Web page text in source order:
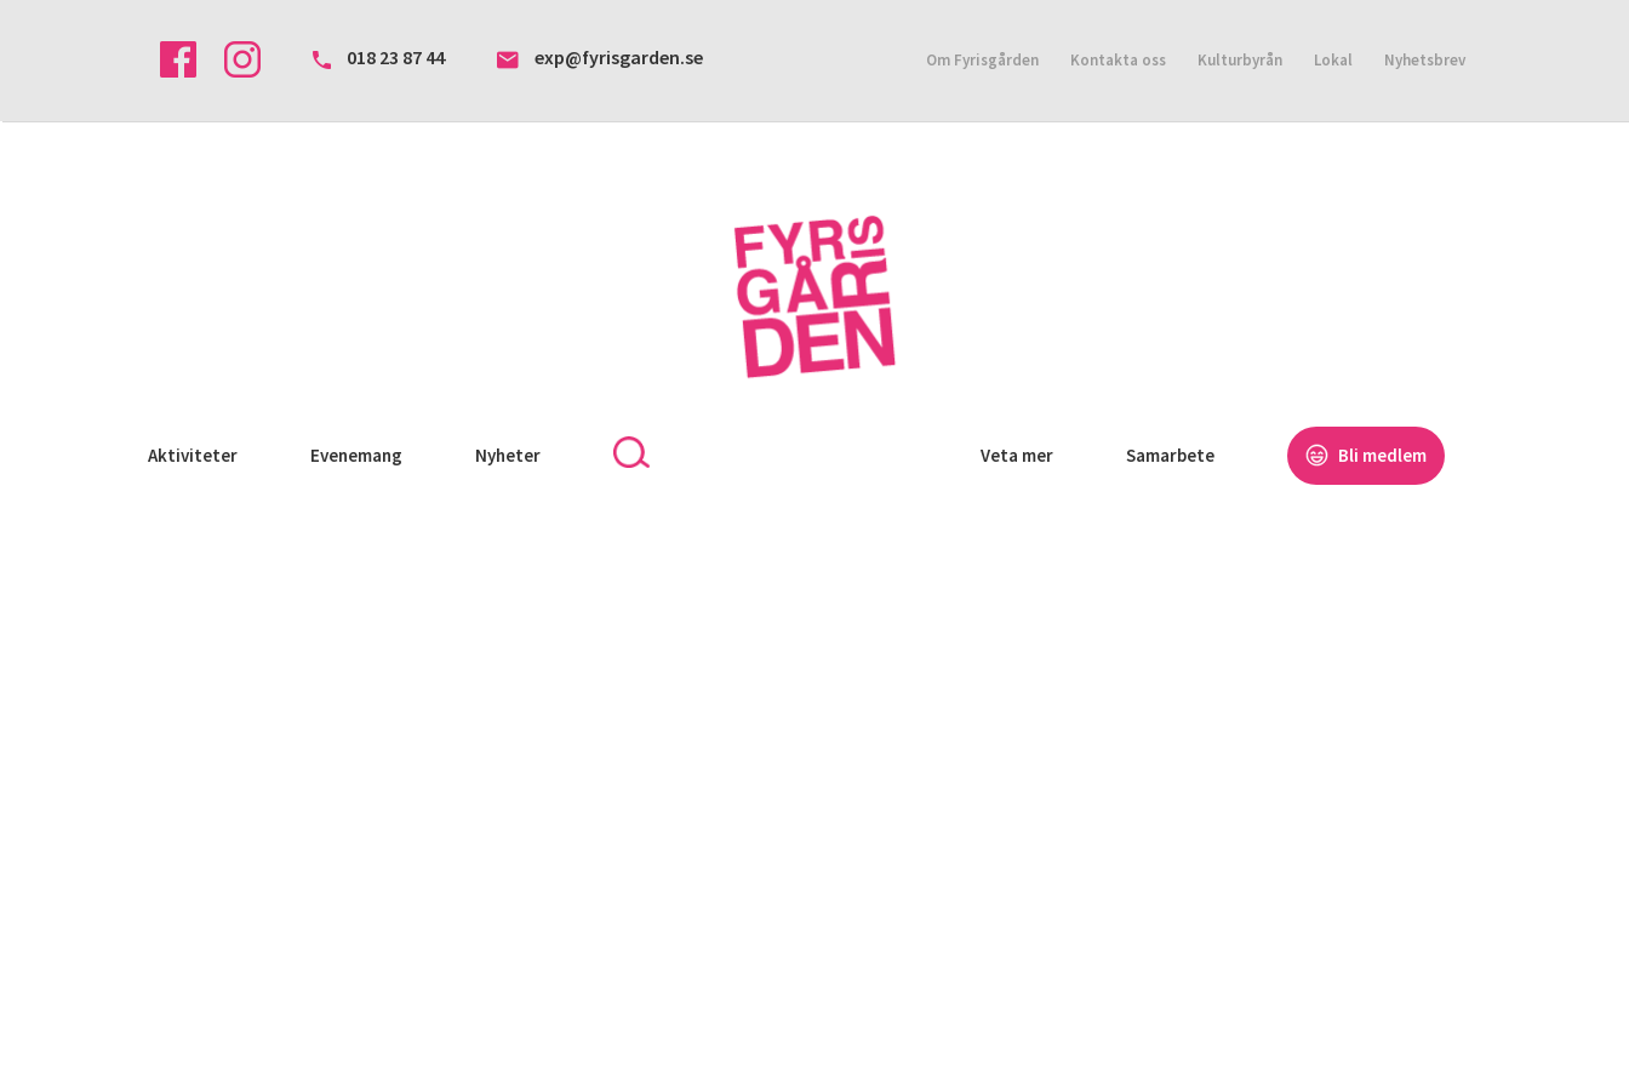
018 23 87 44 exp@fyrisgarden.se Om Fyrisgården Kontakta oss Kulturbyrån Lokal Nyhetsbrev
Aktiviteter Evenemang Nyheter Veta mer Samarbete Bli medlem
KONTAKT